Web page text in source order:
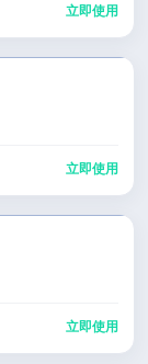
立即使用
立即使用
立即使用